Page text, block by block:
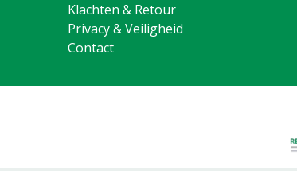
Klachten & Retour
Privacy & Veiligheid
Contact